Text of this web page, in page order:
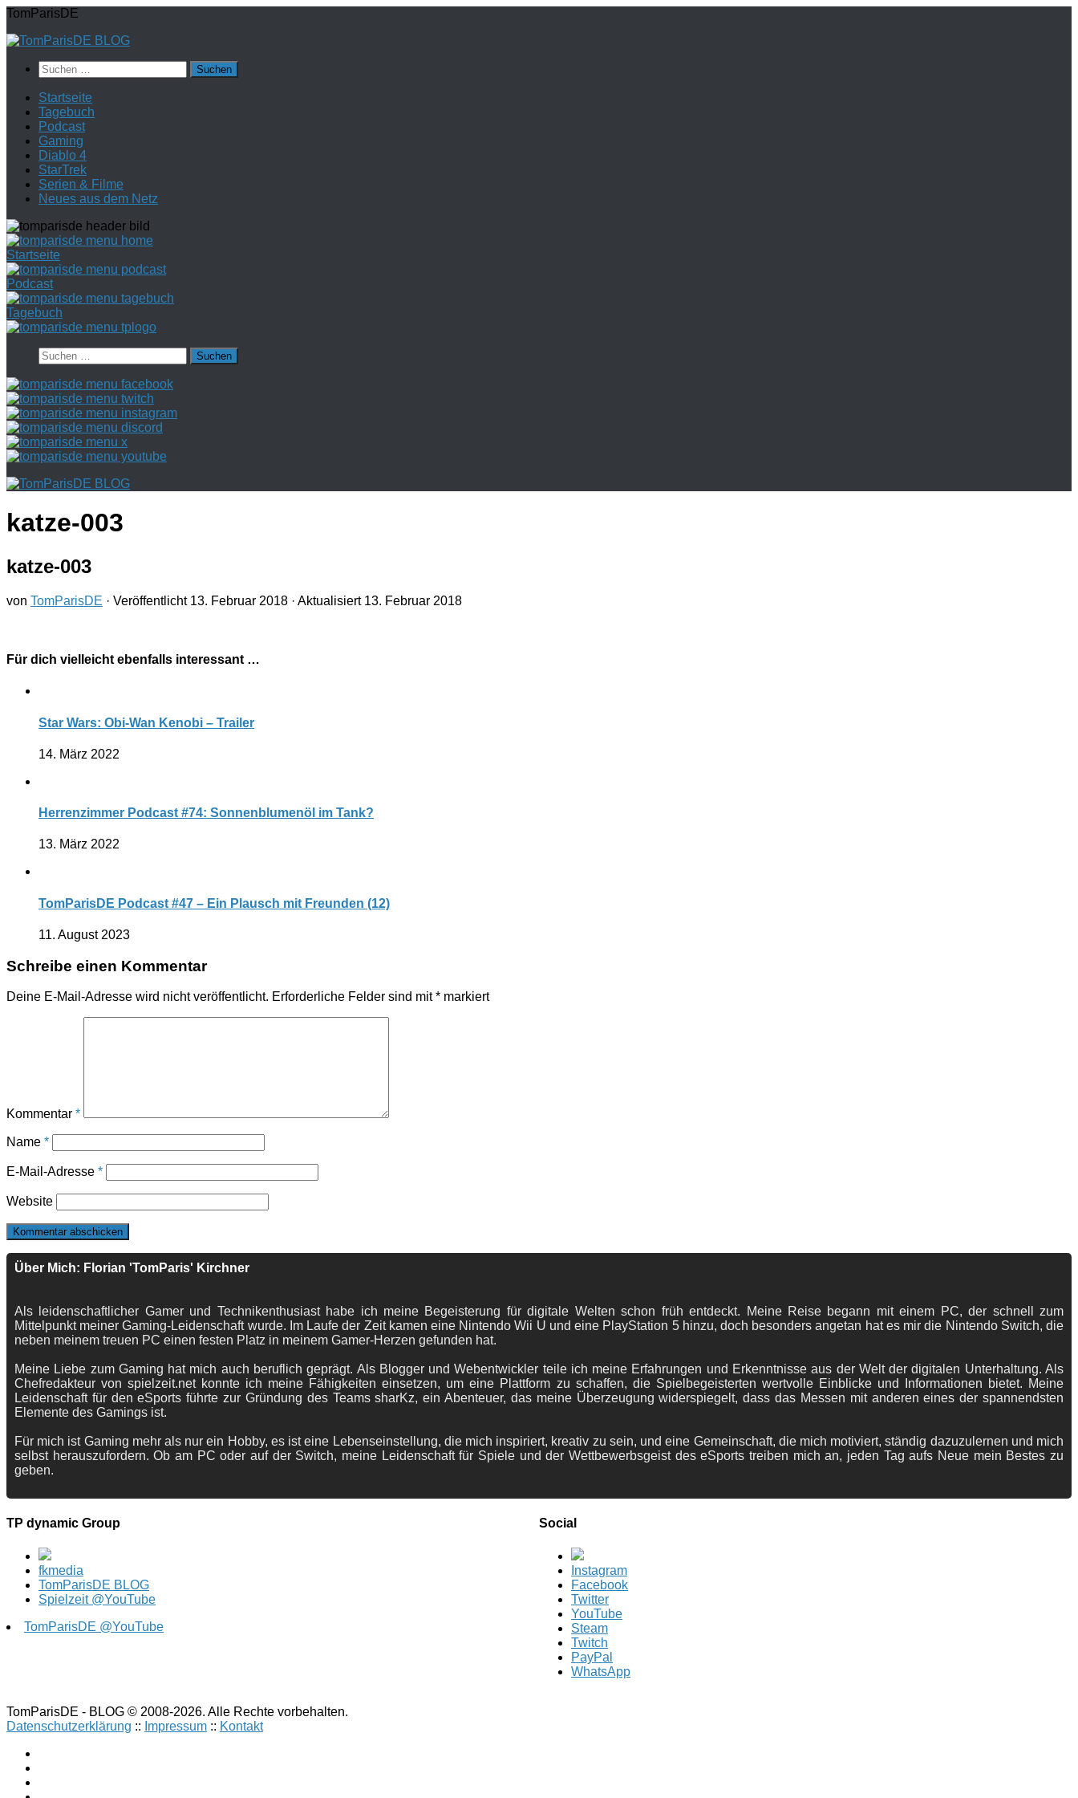
Zum
springen
TomParisDE
Suchen
nach:
Startseite
Tagebuch
Podcast
Gaming
Diablo 4
StarTrek
Serien & Filme
Neues aus dem Netz
Startseite
Podcast
Tagebuch
Suchen
nach:
katze-003
katze-003
von TomParisDE · Veröffentlicht 13. Februar 2018 · Aktualisiert 13. Februar 2018
Für dich vielleicht ebenfalls interessant …
Star Wars: Obi-Wan Kenobi – Trailer
14. März 2022
Herrenzimmer Podcast #74: Sonnenblumenöl im Tank?
13. März 2022
TomParisDE Podcast #47 – Ein Plausch mit Freunden (12)
11. August 2023
Schreibe einen Kommentar
Deine E-Mail-Adresse wird nicht veröffentlicht. Erforderliche Felder sind mit* markiert
Kommentar *
Name *
E-Mail-Adresse *
Website
Über Mich: Florian 'TomParis' Kirchner
Als leidenschaftlicher Gamer und Technikenthusiast habe ich meine Begeisterung für digitale Welten schon früh entdeckt. Meine Reise begann mit einem PC, der schnell zum
Mittelpunkt meiner Gaming-Leidenschaft wurde. Im Laufe der Zeit kamen eine Nintendo Wii U und eine PlayStation 5 hinzu, doch besonders angetan hat es mir die Nintendo Switch, die
neben meinem treuen PC einen festen Platz in meinem Gamer-Herzen gefunden hat.
Meine Liebe zum Gaming hat mich auch beruflich geprägt. Als Blogger und Webentwickler teile ich meine Erfahrungen und Erkenntnisse aus der Welt der digitalen Unterhaltung. Als
Chefredakteur von spielzeit.net konnte ich meine Fähigkeiten einsetzen, um eine Plattform zu schaffen, die Spielbegeisterten wertvolle Einblicke und Informationen bietet. Meine
Leidenschaft für den eSports führte zur Gründung des Teams sharKz, ein Abenteuer, das meine Überzeugung widerspiegelt, dass das Messen mit anderen eines der spannendsten
Elemente des Gamings ist.
Für mich ist Gaming mehr als nur ein Hobby, es ist eine Lebenseinstellung, die mich inspiriert, kreativ zu sein, und eine Gemeinschaft, die mich motiviert, ständig dazuzulernen und mich
selbst herauszufordern. Ob am PC oder auf der Switch, meine Leidenschaft für Spiele und der Wettbewerbsgeist des eSports treiben mich an, jeden Tag aufs Neue mein Bestes zu
geben.
TP dynamic Group
fkmedia
TomParisDE BLOG
Spielzeit @YouTube
TomParisDE @YouTube
Social
Instagram
Facebook
Twitter
YouTube
Steam
Twitch
PayPal
WhatsApp
TomParisDE - BLOG © 2008-2026. Alle Rechte vorbehalten.
Datenschutzerklärung :: Impressum :: Kontakt